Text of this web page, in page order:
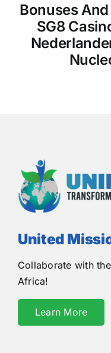
Bonuses
SG8
United
Collaborate with
Africa!
Learn More